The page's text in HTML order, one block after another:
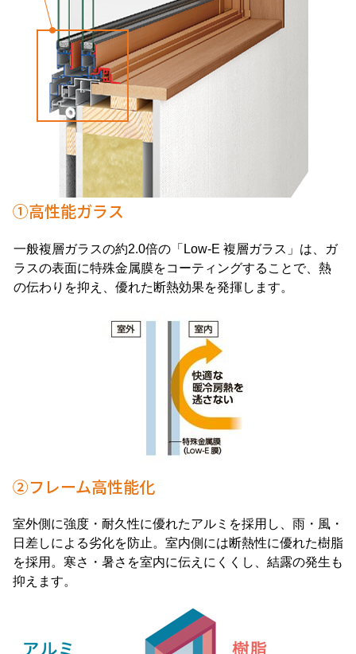
①高性能ガラス
一般複層ガラスの約2.0倍の「Low-E 複層ガラス」は、ガ
ラスの表面に特殊金属膜をコーティングすることで、熱
の伝わりを抑え、優れた断熱効果を発揮します。
②フレーム高性能化
室外側に強度・耐久性に優れたアルミを採用し、雨・風・
日差しによる劣化を防止。室内側には断熱性に優れた樹脂
を採用。寒さ・暑さを室内に伝えにくくし、結露の発生も
抑えます。